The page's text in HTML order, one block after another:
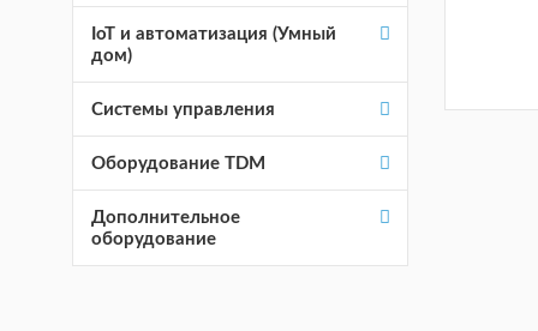
IoT и автоматизация (Умный
дом)
Системы управления
Оборудование TDM
Дополнительное
оборудование